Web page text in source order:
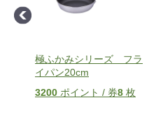
極ふかみシリーズ フラ
イパン20cm
3200 ポイント / 券8 枚